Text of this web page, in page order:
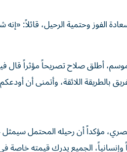
وحتمية الرحيل، قائلاً: «إنه
أطلق صلاح تصريحاً مؤثراً
بالطريقة اللائقة، وأتمنى أن
مؤكداً أن رحيله المحتمل
الجميع يدرك قيمته خاصة